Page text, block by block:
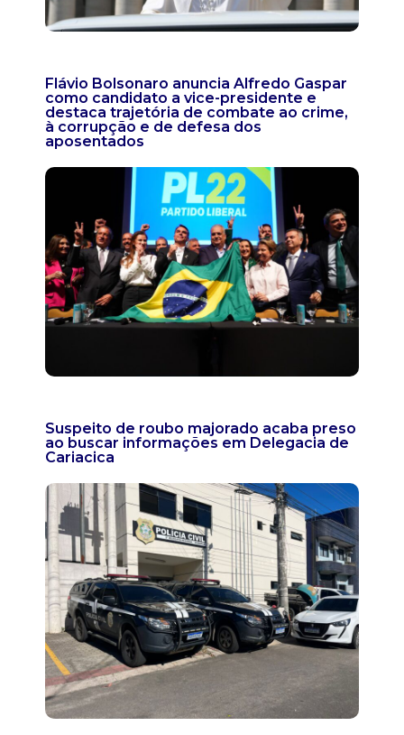
Flávio Bolsonaro anuncia Alfredo Gaspar
como candidato a vice-presidente e
destaca trajetória de combate ao crime,
à corrupção e de defesa dos
aposentados
Suspeito de roubo majorado acaba preso
ao buscar informações em Delegacia de
Cariacica